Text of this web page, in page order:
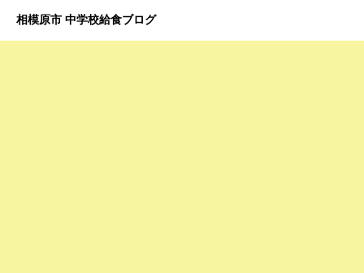
相模原市 中学校給食ブログ